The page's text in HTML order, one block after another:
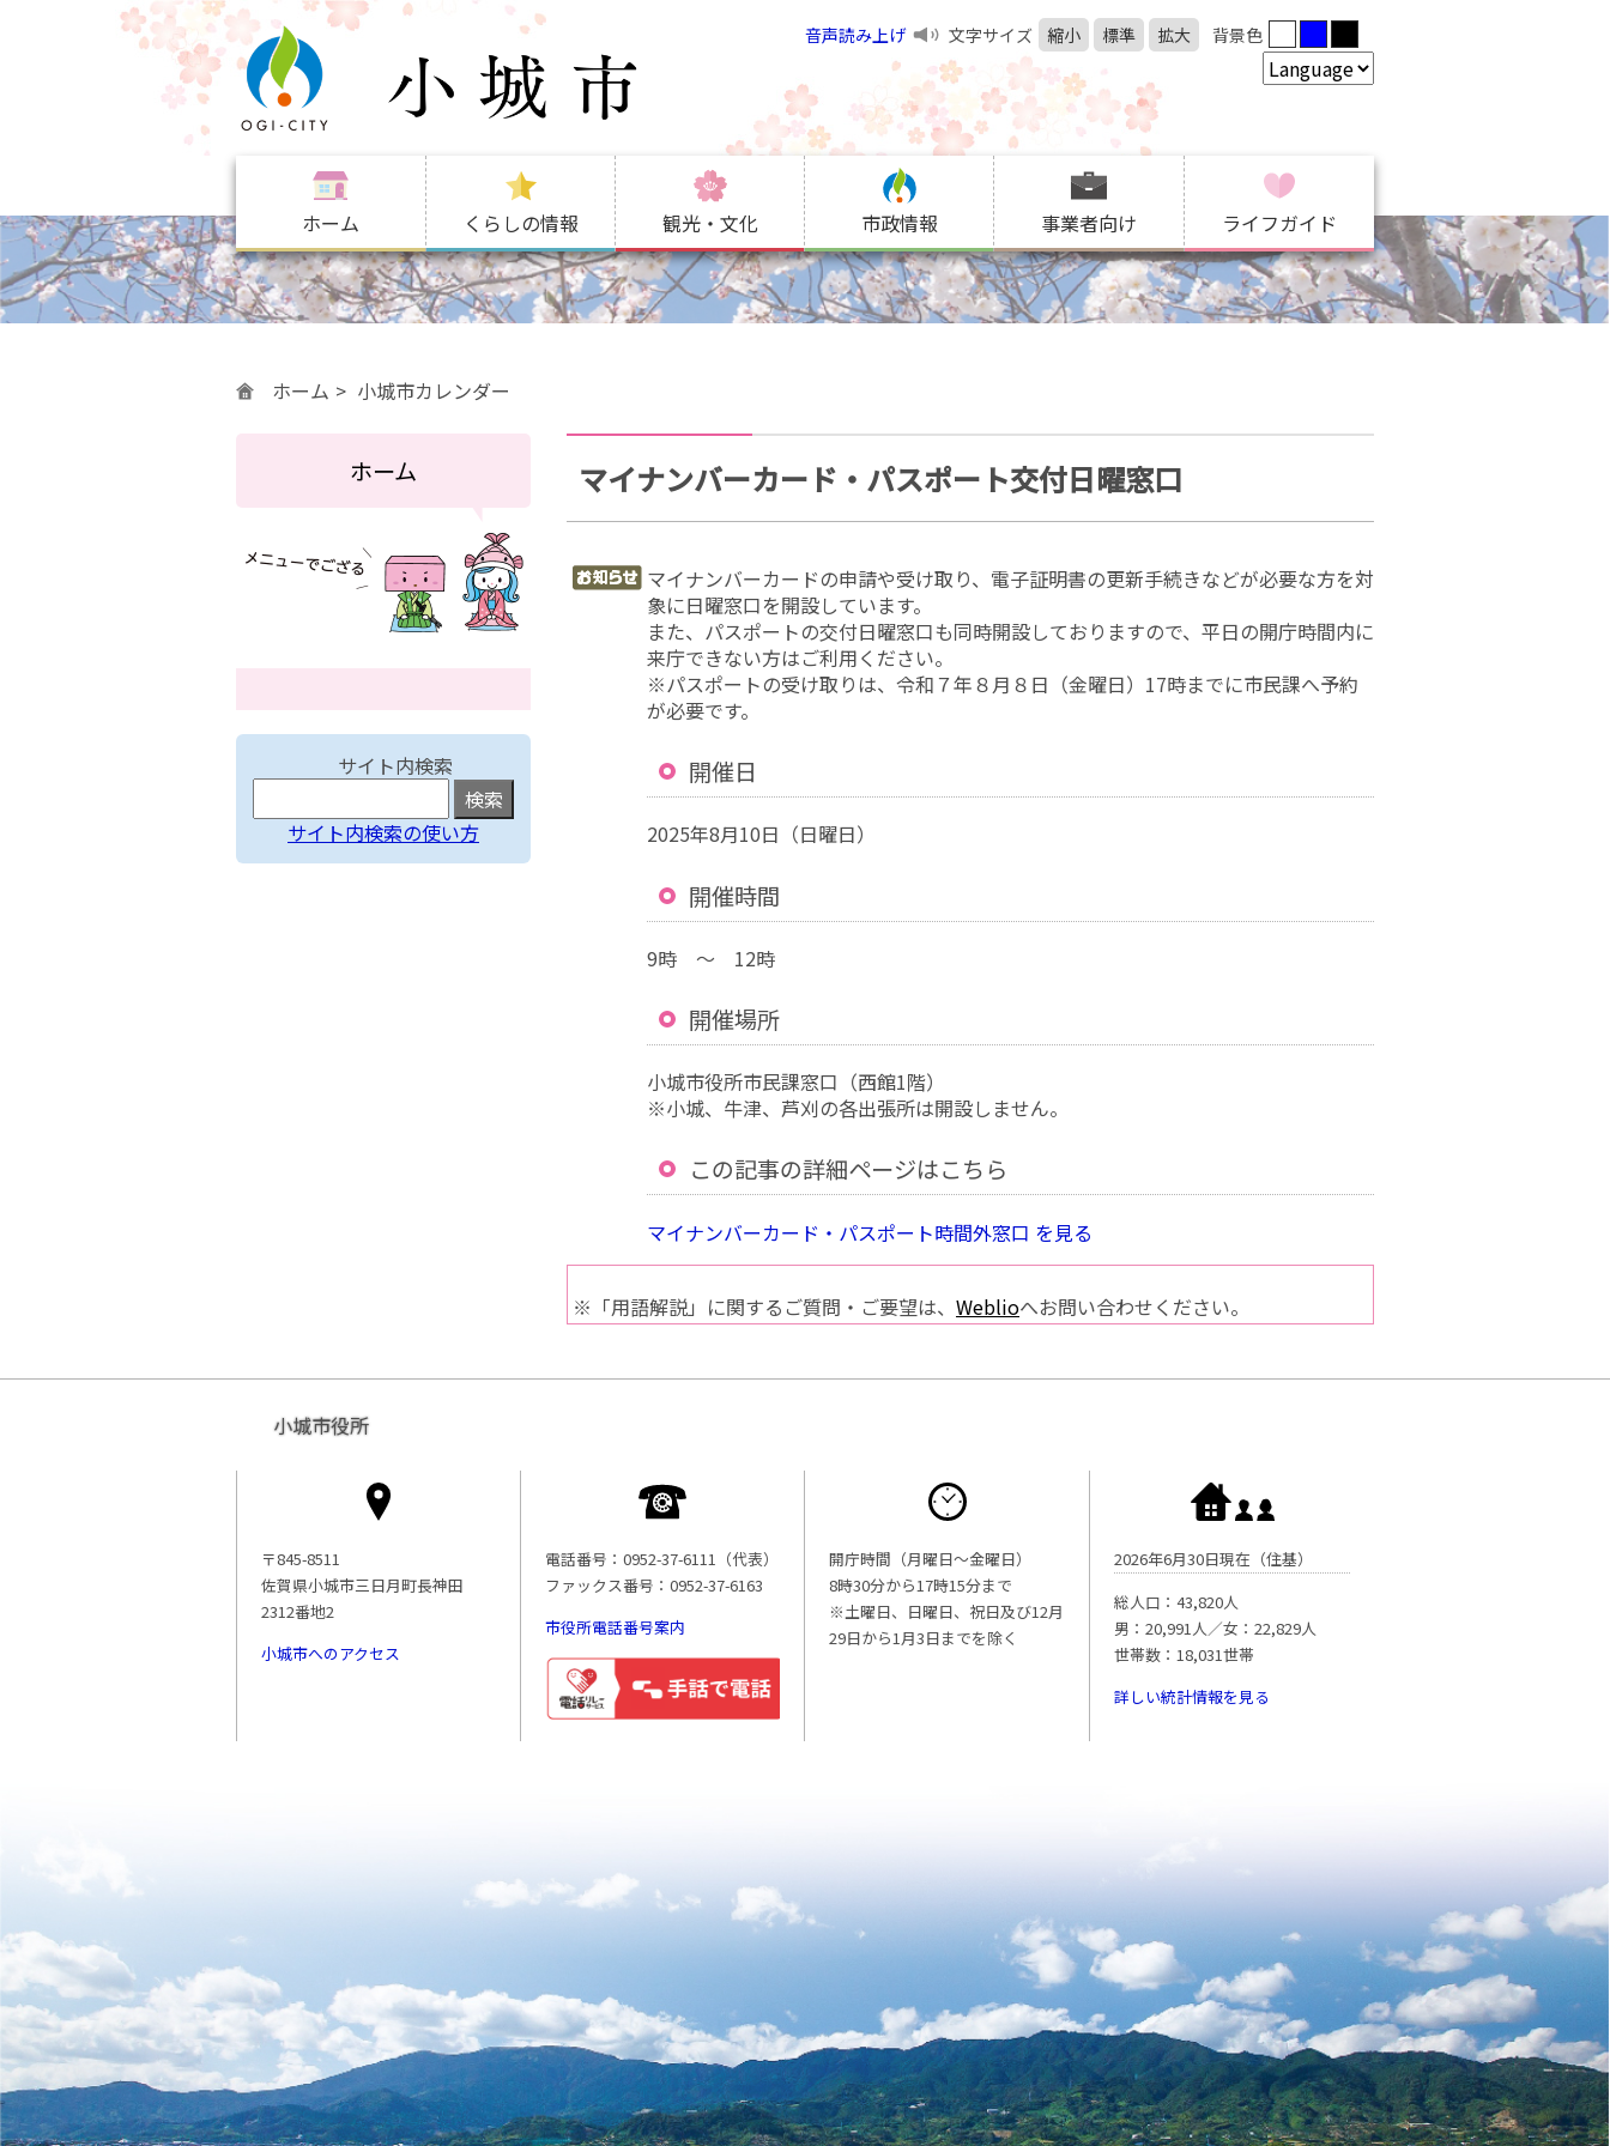
音声読み上げ 文字サイズ 縮小 標準 拡大 背景色
ホーム くらしの情報 観光・文化 市政情報 事業者向け ライフガイド
ホーム 小城市カレンダー
マイナンバーカード・パスポート交付日曜窓口
マイナンバーカードの申請や受け取り、電子証明書の更新手続きなどが必要な方を対
象に日曜窓口を開設しています。
また、パスポートの交付日曜窓口も同時開設しておりますので、平日の開庁時間内に
来庁できない方はご利用ください。
※パスポートの受け取りは、令和７年８月８日（金曜日）17時までに市民課へ予約
が必要です。
開催日
2025年8月10日（日曜日）
開催時間
9時 ～ 12時
開催場所
小城市役所市民課窓口（西館1階）
※小城、牛津、芦刈の各出張所は開設しません。
この記事の詳細ページはこちら
マイナンバーカード・パスポート時間外窓口 を見る
※「用語解説」に関するご質問・ご要望は、 Weblioへお問い合わせください。
ホーム
サイト内検索
サイト内検索の使い方
小城市役所
〒845-8511
佐賀県小城市三日月町長神田
2312番地2
小城市へのアクセス
電話番号：0952-37-6111（代表）
ファックス番号：0952-37-6163
市役所電話番号案内
開庁時間（月曜日〜金曜日）
8時30分から17時15分まで
※土曜日、日曜日、祝日及び12月
29日から1月3日までを除く
2026年6月30日現在（住基）
総人口：43,820人
男：20,991人／女：22,829人
世帯数：18,031世帯
詳しい統計情報を見る